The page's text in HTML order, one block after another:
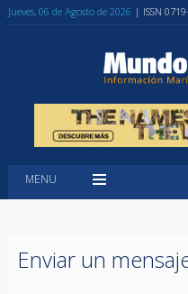
Jueves, 06 de Agosto de 2026 | ISSN
MENU
Enviar un